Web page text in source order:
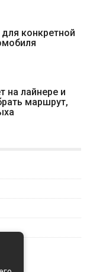
конкретной
на лайнере и
маршрут,